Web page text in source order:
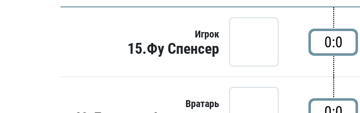
Игрок
15.Фу Спенсер 0:0
Вратарь